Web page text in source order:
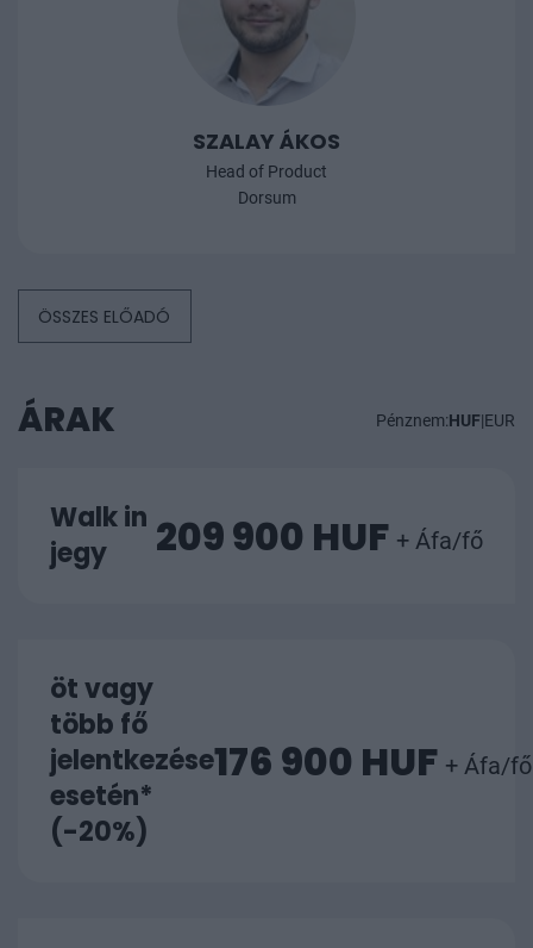
SZALAY ÁKOS
Head of Product
Dorsum
ÖSSZES ELŐADÓ
ÁRAK Pénznem:HUF|EUR
Walk in
jegy
209 900 HUF + Áfa/fő
öt vagy
több fő
jelentkezése
esetén*
(-20%)
176 900 HUF + Áfa/fő